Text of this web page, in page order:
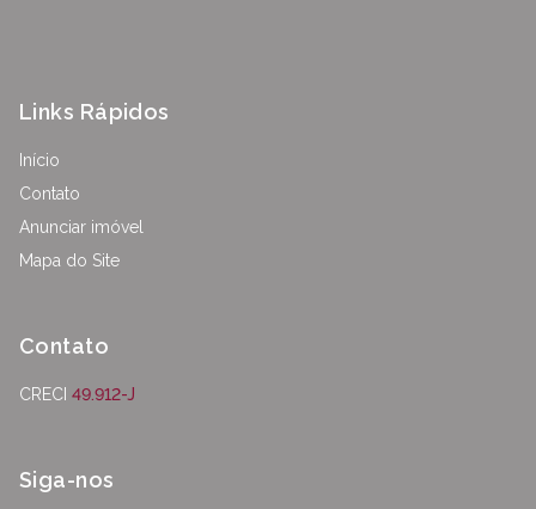
Links Rápidos
Início
Contato
Anunciar imóvel
Mapa do Site
Contato
CRECI 49.912-J
Siga-nos